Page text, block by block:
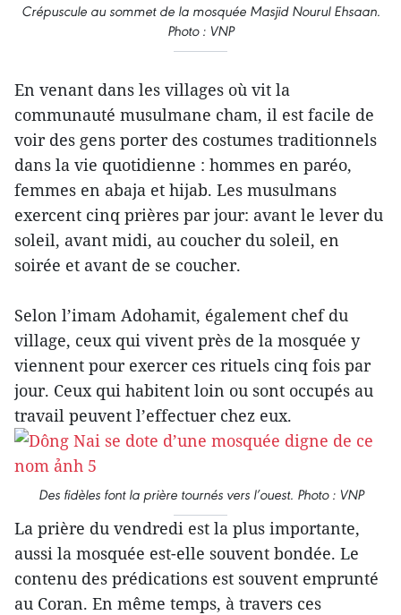
Crépuscule au sommet de la mosquée Masjid Nourul Ehsaan.
Photo : VNP
En venant dans les villages où vit la
communauté musulmane cham, il est facile de
voir des gens porter des costumes traditionnels
dans la vie quotidienne : hommes en paréo,
femmes en abaja et hijab. Les musulmans
exercent cinq prières par jour: avant le lever du
soleil, avant midi, au coucher du soleil, en
soirée et avant de se coucher.
Selon l’imam Adohamit, également chef du
village, ceux qui vivent près de la mosquée y
viennent pour exercer ces rituels cinq fois par
jour. Ceux qui habitent loin ou sont occupés au
travail peuvent l’effectuer chez eux.
Des fidèles font la prière tournés vers l’ouest. Photo : VNP
La prière du vendredi est la plus importante,
aussi la mosquée est-elle souvent bondée. Le
contenu des prédications est souvent emprunté
au Coran. En même temps, à travers ces